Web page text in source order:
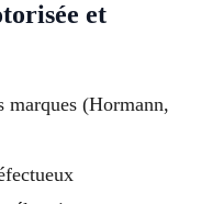
et
marques (Hormann,